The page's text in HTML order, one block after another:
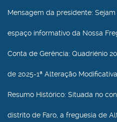
Mensagem da presidente:
espaço informativo da Nossa
Conta de Gerência: Quadriénio
de 2025-1ª Alteração
Resumo Histórico: Situada no
distrito de Faro, a freguesia de